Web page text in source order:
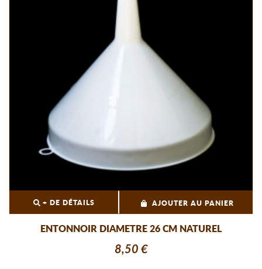
+ DE DÉTAILS AJOUTER AU PANIER
ENTONNOIR DIAMETRE 26 CM NATUREL
8,50 €